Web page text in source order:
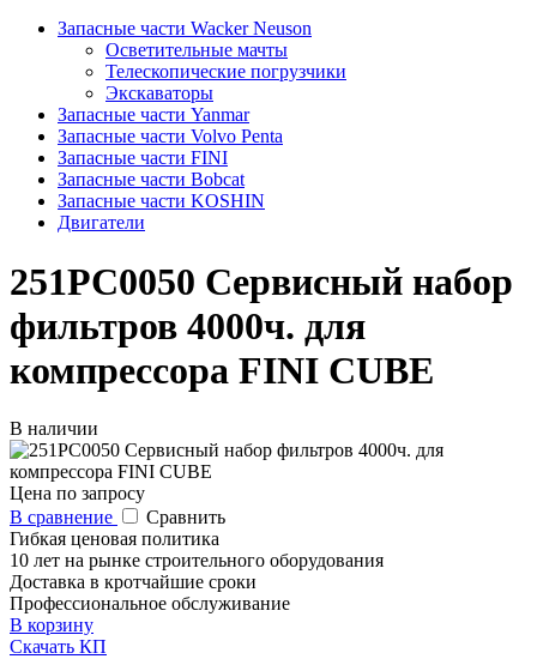
Запасные части Wacker Neuson
Осветительные мачты
Телескопические погрузчики
Экскаваторы
Запасные части Yanmar
Запасные части Volvo Penta
Запасные части FINI
Запасные части Bobcat
Запасные части KOSHIN
Двигатели
251PC0050 Сервисный набор
фильтров 4000ч. для
компрессора FINI CUBE
В наличии
Цена по запросу
В сравнение
Сравнить
Гибкая ценовая политика
10 лет на рынке строительного оборудования
Доставка в кротчайшие сроки
Профессиональное обслуживание
В корзину
Скачать КП